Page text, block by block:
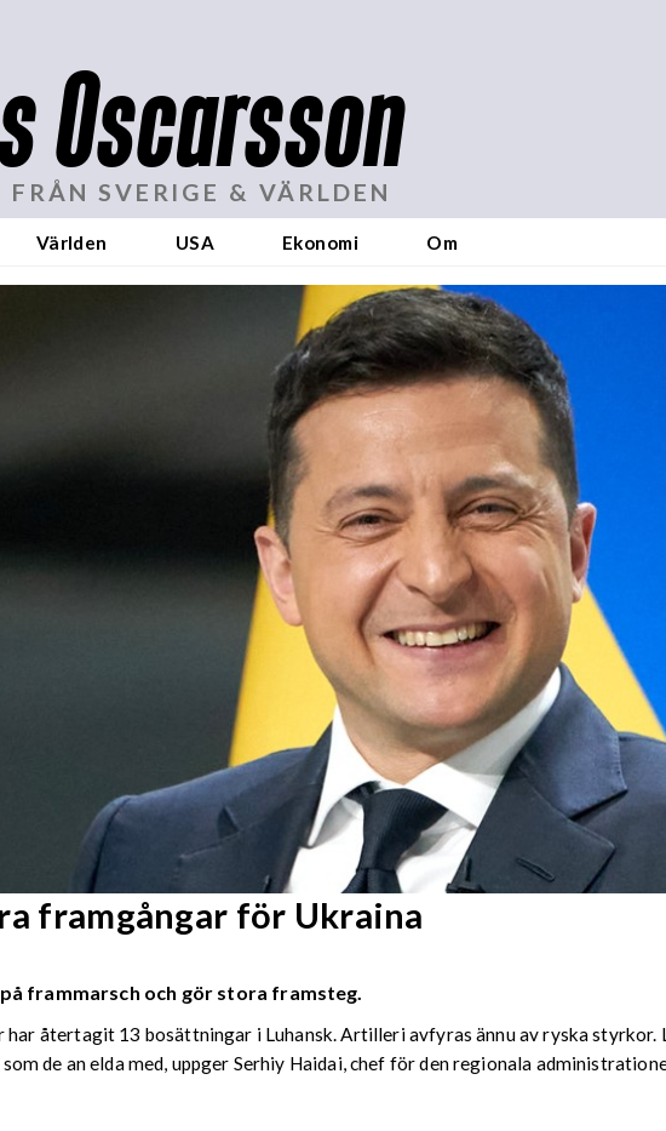
Oscarsson
SVERIGE & VÄRLDEN
Världen USA Ekonomi Om
framgångar för Ukraina
frammarsch och gör stora framsteg.
har återtagit 13 bosättningar i Luhansk. Artilleri avfyras ännu av ryska styrkor.
de an elda med, uppger Serhiy Haidai, chef för den regionala